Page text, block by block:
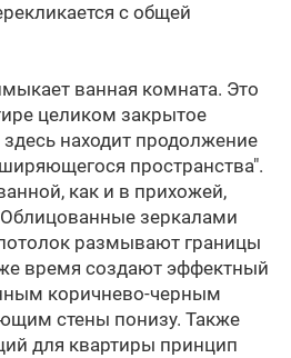
с общей
ванная комната. Это
целиком закрытое
находит продолжение
пространства".
как и в прихожей,
зеркалами
размывают границы
время создают эффектный
коричнево-черным
стены понизу. Также
для квартиры принцип